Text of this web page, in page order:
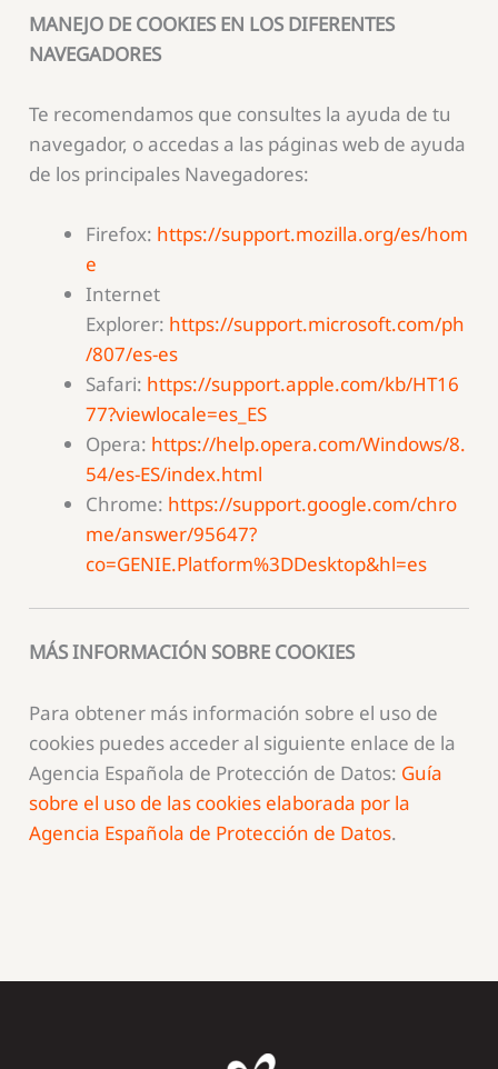
MANEJO DE COOKIES EN LOS DIFERENTES
NAVEGADORES
Te recomendamos que consultes la ayuda de tu
navegador, o accedas a las páginas web de ayuda
de los principales Navegadores:
Firefox: https://support.mozilla.org/es/hom
e
Internet
Explorer: https://support.microsoft.com/ph
/807/es-es
Safari: https://support.apple.com/kb/HT16
77?viewlocale=es_ES
Opera: https://help.opera.com/Windows/8.
54/es-ES/index.html
Chrome: https://support.google.com/chro
me/answer/95647?
co=GENIE.Platform%3DDesktop&hl=es
MÁS INFORMACIÓN SOBRE COOKIES
Para obtener más información sobre el uso de
cookies puedes acceder al siguiente enlace de la
Agencia Española de Protección de Datos: Guía
sobre el uso de las cookies elaborada por la
Agencia Española de Protección de Datos.